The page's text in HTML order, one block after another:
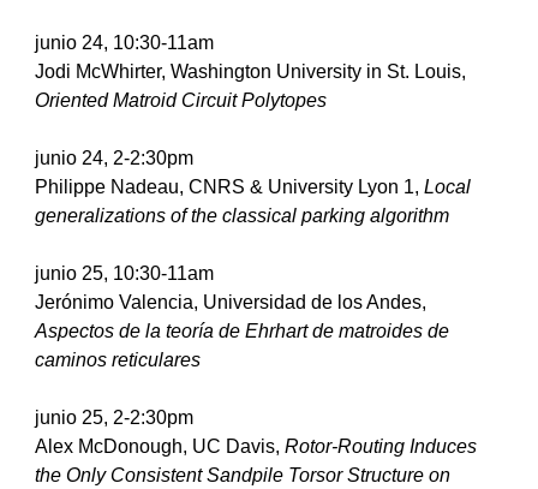
junio 24, 10:30-11am
Oriented Matroid Circuit Polytopes
junio 24, 2-2:30pm
Philippe Nadeau, CNRS & University Lyon 1, Local
generalizations of the classical parking algorithm
junio 25, 10:30-11am
Aspectos de la teoría de Ehrhart de matroides de
caminos reticulares
junio 25, 2-2:30pm
Alex McDonough, UC Davis, Rotor-Routing Induces
the Only Consistent Sandpile Torsor Structure on